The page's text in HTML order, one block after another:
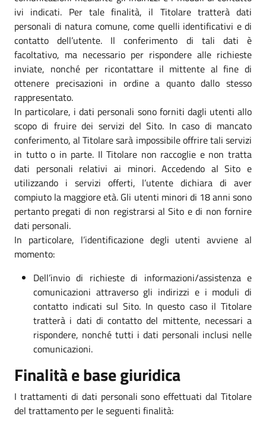
ivi indicati. Per tale finalità, il Titolare tratterà dati
personali di natura comune, come quelli identificativi e di
contatto dell’utente. Il conferimento di tali dati è
facoltativo, ma necessario per rispondere alle richieste
inviate, nonché per ricontattare il mittente al fine di
ottenere precisazioni in ordine a quanto dallo stesso
rappresentato.
In particolare, i dati personali sono forniti dagli utenti allo
scopo di fruire dei servizi del Sito. In caso di mancato
conferimento, al Titolare sarà impossibile offrire tali servizi
in tutto o in parte. Il Titolare non raccoglie e non tratta
dati personali relativi ai minori. Accedendo al Sito e
utilizzando i servizi offerti, l’utente dichiara di aver
compiuto la maggiore età. Gli utenti minori di 18 anni sono
pertanto pregati di non registrarsi al Sito e di non fornire
dati personali.
In particolare, l’identificazione degli utenti avviene al
momento:
Dell’invio di richieste di informazioni/assistenza e
comunicazioni attraverso gli indirizzi e i moduli di
contatto indicati sul Sito. In questo caso il Titolare
tratterà i dati di contatto del mittente, necessari a
rispondere, nonché tutti i dati personali inclusi nelle
comunicazioni.
Finalità e base giuridica
I trattamenti di dati personali sono effettuati dal Titolare
del trattamento per le seguenti finalità: